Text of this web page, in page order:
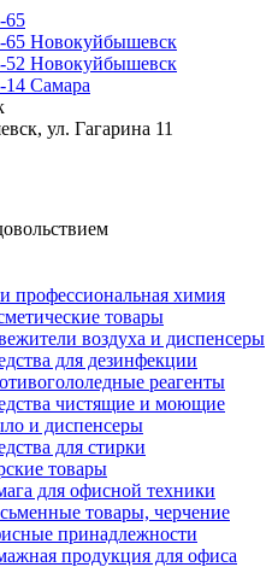
65
65 Новокуйбышевск
52 Новокуйбышевск
14 Самара
ул. Гагарина 11
профессиональная химия
товары
воздуха и диспенсеры
для дезинфекции
реагенты
чистящие и моющие
и диспенсеры
для стирки
товары
для офисной техники
товары, черчение
принадлежности
продукция для офиса